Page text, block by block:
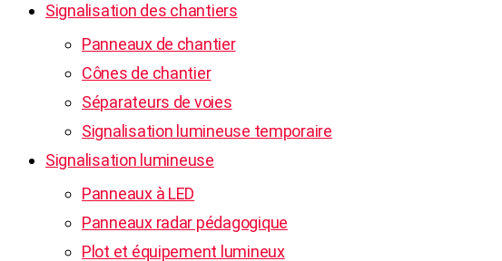
Signalisation des chantiers
Panneaux de chantier
Cônes de chantier
Séparateurs de voies
Signalisation lumineuse temporaire
Signalisation lumineuse
Panneaux à LED
Panneaux radar pédagogique
Plot et équipement lumineux